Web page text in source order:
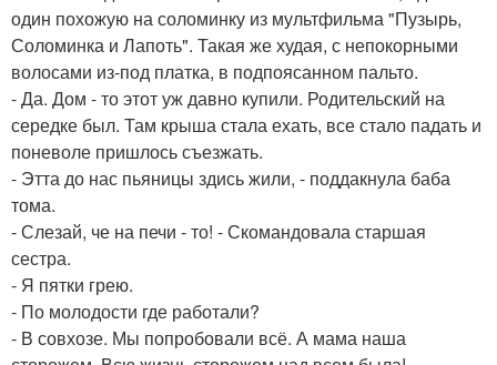
один похожую на соломинку из мультфильма "Пузырь,
Соломинка и Лапоть". Такая же худая, с непокорными
волосами из-под платка, в подпоясанном пальто.
- Да. Дом - то этот уж давно купили. Родительский на
середке был. Там крыша стала ехать, все стало падать и
поневоле пришлось съезжать.
- Этта до нас пьяницы здись жили, - поддакнула баба
тома.
- Слезай, че на печи - то! - Скомандовала старшая
сестра.
- Я пятки грею.
- По молодости где работали?
- В совхозе. Мы попробовали всё. А мама наша